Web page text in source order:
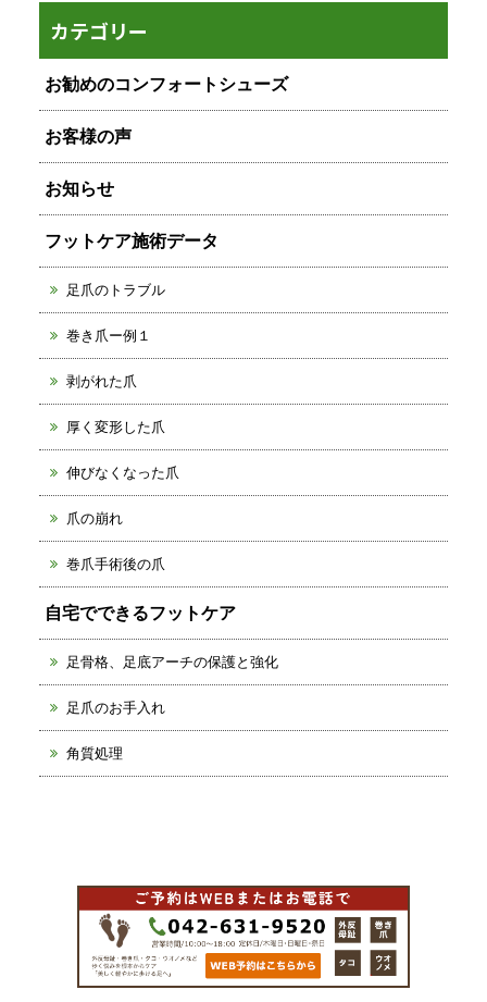
カテゴリー
お勧めのコンフォートシューズ
お客様の声
お知らせ
フットケア施術データ
足爪のトラブル
巻き爪ー例１
剥がれた爪
厚く変形した爪
伸びなくなった爪
爪の崩れ
巻爪手術後の爪
自宅でできるフットケア
足骨格、足底アーチの保護と強化
足爪のお手入れ
角質処理